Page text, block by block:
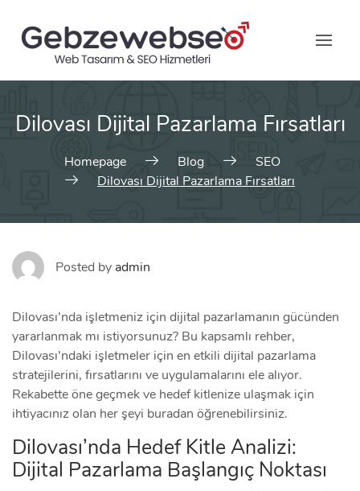
content
Dilovası Dijital Pazarlama Fırsatları
Homepage Blog
SEO
Dilovası Dijital Pazarlama Fırsatları
Posted by admin
Dilovası’nda işletmeniz için dijital pazarlamanın gücünden
yararlanmak mı istiyorsunuz? Bu kapsamlı rehber,
Dilovası’ndaki işletmeler için en etkili dijital pazarlama
stratejilerini, fırsatlarını ve uygulamalarını ele alıyor.
Rekabette öne geçmek ve hedef kitlenize ulaşmak için
ihtiyacınız olan her şeyi buradan öğrenebilirsiniz.
Dilovası’nda Hedef Kitle Analizi:
Dijital Pazarlama Başlangıç Noktası